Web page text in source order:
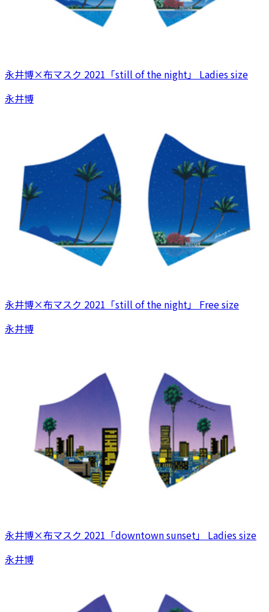
永井博×布マスク 2021「still of the night」 Ladies size
永井博
永井博×布マスク 2021「still of the night」 Free size
永井博
永井博×布マスク 2021「downtown sunset」 Ladies size
永井博